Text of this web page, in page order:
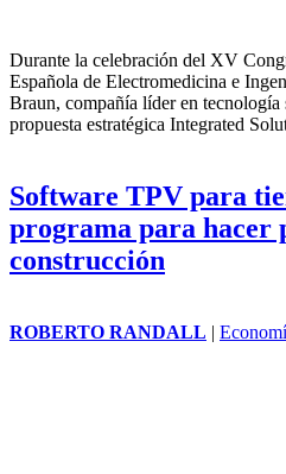
Durante la celebración del XV
Española de Electromedicina e
Braun, compañía líder en tecnología
propuesta estratégica Integrated
Software TPV para
programa para hacer
construcción
ROBERTO RANDALL |